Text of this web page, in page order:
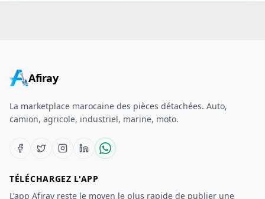
Afiray
La marketplace marocaine des pièces détachées. Auto,
camion, agricole, industriel, marine, moto.
TÉLÉCHARGEZ L'APP
L'app Afiray reste le moyen le plus rapide de publier une